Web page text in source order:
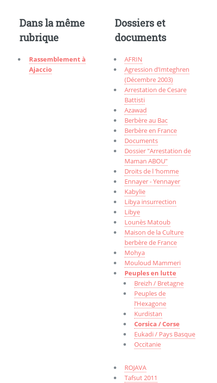
Dans la même
rubrique
Rassemblement à
Ajaccio
Dossiers et
documents
AFRIN
Agression d’Imteghren
(Décembre 2003)
Arrestation de Cesare
Battisti
Azawad
Berbère au Bac
Berbère en France
Documents
Dossier "Arrestation de
Maman ABOU"
Droits de l ’homme
Ennayer - Yennayer
Kabylie
Libya insurrection
Libye
Lounès Matoub
Maison de la Culture
berbère de France
Mohya
Mouloud Mammeri
Peuples en lutte
Breizh / Bretagne
Peuples de
l’Hexagone
Kurdistan
Corsica / Corse
Eukadi / Pays Basque
Occitanie
ROJAVA
Tafsut 2011